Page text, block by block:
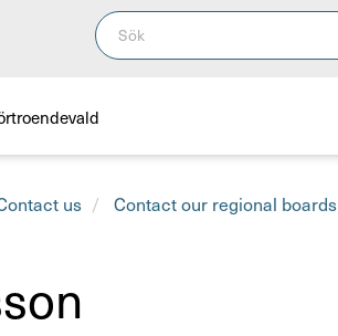
us Contact our regional boards